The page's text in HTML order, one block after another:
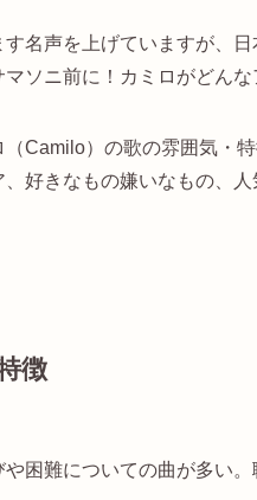
名声を上げていますが、
ソニ前に！カミロがどん
Camilo）の歌の雰囲気・
好きなもの嫌いなもの、
徴
困難についての曲が多い。